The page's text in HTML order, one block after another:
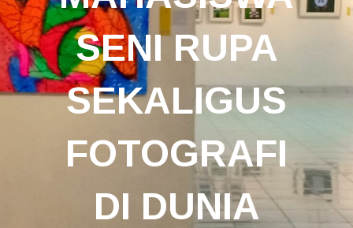
SENI RUPA
SEKALIGUS
FOTOGRAFI
DI DUNIA